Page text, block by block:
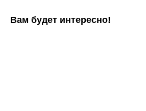
Вам будет интересно!